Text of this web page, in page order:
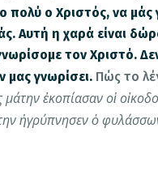
πολύ ο Χριστός, να μάς
Αυτή η χαρά είναι
τον Χριστό.
μας γνωρίσει. Πώς το
μάτην ἐκοπίασαν οἱ
ἠγρύπνησεν ὁ